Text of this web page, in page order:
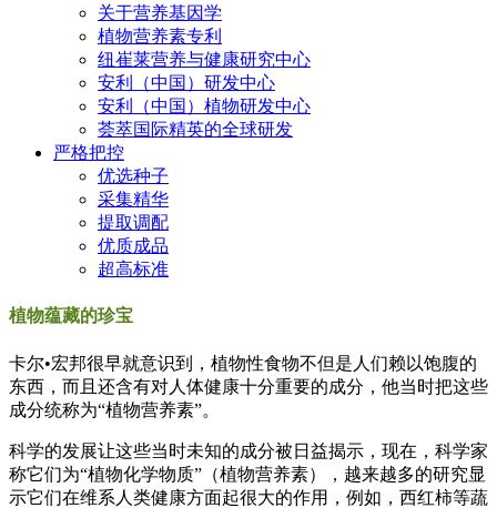
关于营养基因学
植物营养素专利
纽崔莱营养与健康研究中心
安利（中国）研发中心
安利（中国）植物研发中心
荟萃国际精英的全球研发
严格把控
优选种子
采集精华
提取调配
优质成品
超高标准
植物蕴藏的珍宝
卡尔•宏邦很早就意识到，植物性食物不但是人们赖以饱腹的
东西，而且还含有对人体健康十分重要的成分，他当时把这些
成分统称为“植物营养素”。
科学的发展让这些当时未知的成分被日益揭示，现在，科学家
称它们为“植物化学物质”（植物营养素），越来越多的研究显
示它们在维系人类健康方面起很大的作用，例如，西红柿等蔬